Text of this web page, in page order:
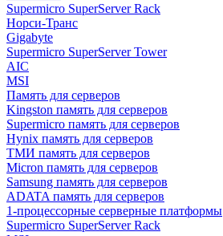
Supermicro SuperServer Rack
Норси-Транс
Gigabyte
Supermicro SuperServer Tower
AIC
MSI
Память для серверов
Kingston память для серверов
Supermicro память для серверов
Hynix память для серверов
ТМИ память для серверов
Micron память для серверов
Samsung память для серверов
ADATA память для серверов
1-процессорные серверные платформы
Supermicro SuperServer Rack